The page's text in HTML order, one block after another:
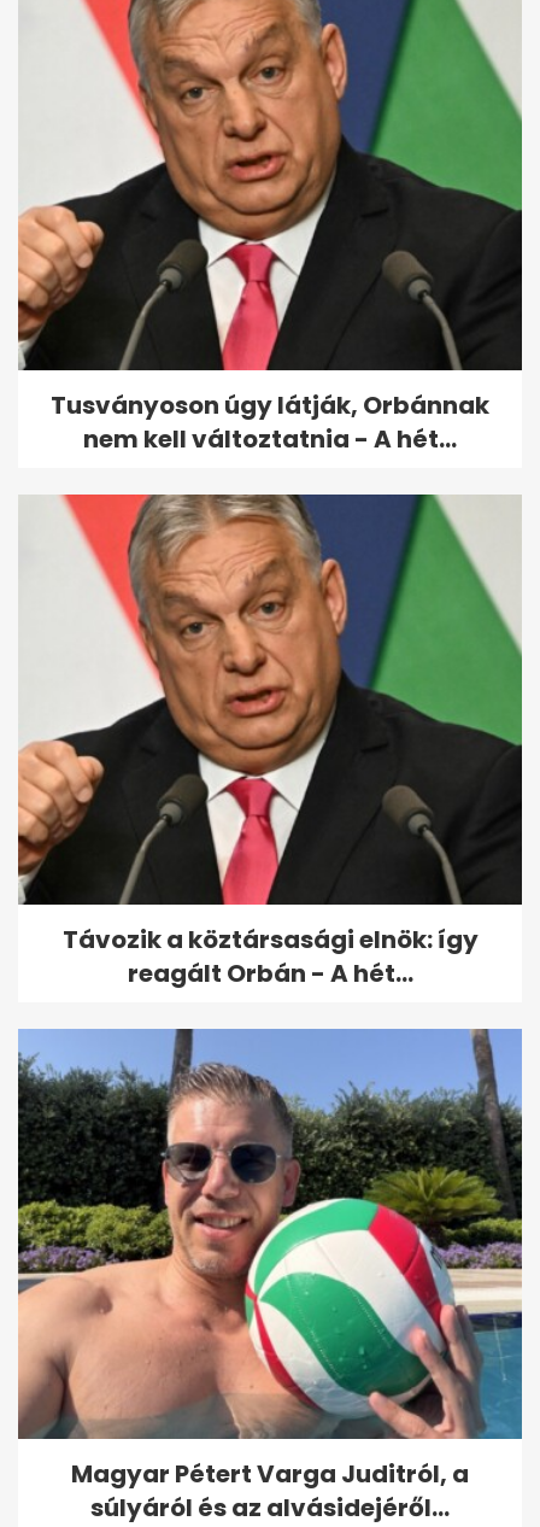
Sírva mennek haza a
munkából a nők a
Thyssenkruppnál a...
Tusványoson úgy látják, Orbánnak
nem kell változtatnia - A hét...
Távozik a köztársasági elnök: így
reagált Orbán - A hét...
Magyar Pétert Varga Juditról, a
súlyáról és az alvásidejéről...